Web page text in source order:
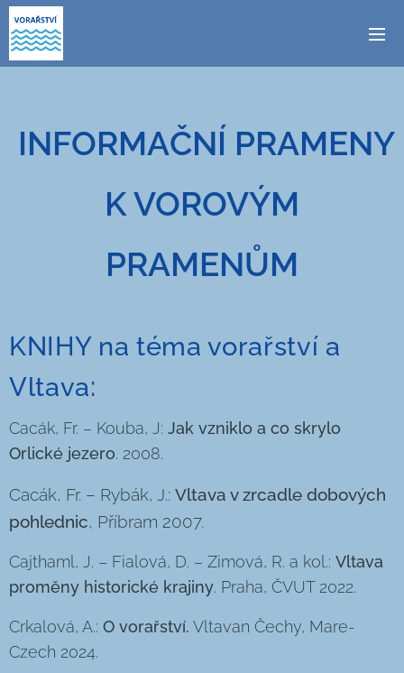
INFORMAČNÍ PRAMENY
K VOROVÝM
PRAMENŮM
KNIHY na téma vorařství a
Vltava:
Cacák, Fr. – Kouba, J: Jak vzniklo a co skrylo
Orlické jezero. 2008.
Cacák, Fr. – Rybák, J.: Vltava v zrcadle dobových
pohlednic, Příbram 2007.
Cajthaml, J. – Fialová, D. – Zimová, R. a kol.: Vltava
proměny historické krajiny. Praha, ČVUT 2022.
Crkalová, A.: O vorařství. Vltavan Čechy, Mare-
Czech 2024.